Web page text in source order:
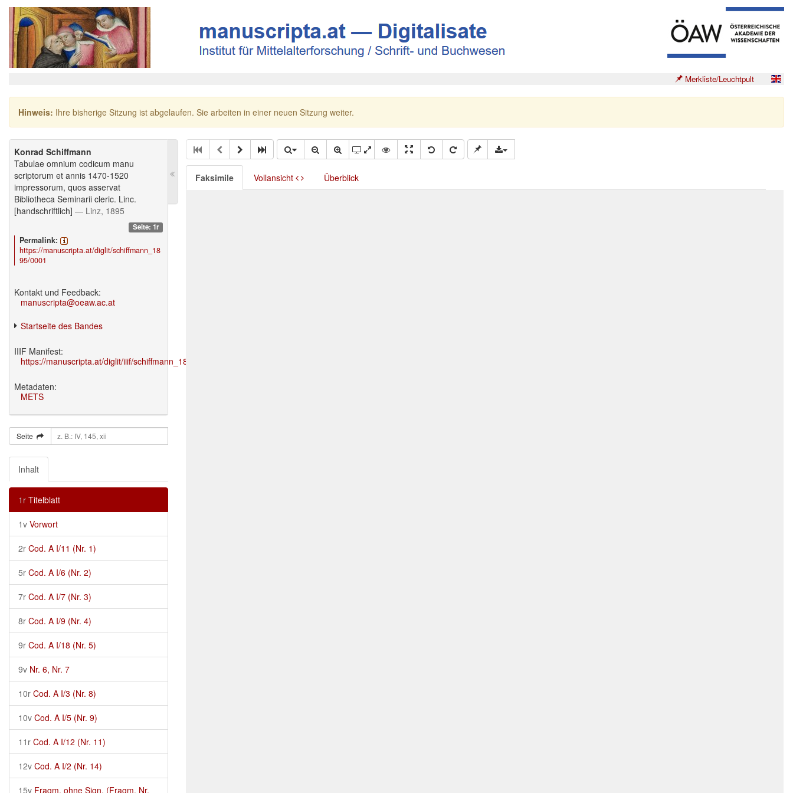
Merkliste/Leuchtpult
Hinweis: Ihre bisherige Sitzung ist abgelaufen. Sie arbeiten in einer neuen Sitzung weiter.
Konrad Schiffmann
Tabulae omnium codicum manu
scriptorum et annis 1470-1520
impressorum, quos asservat
Bibliotheca Seminarii cleric. Linc.
[handschriftlich] — Linz, 1895
Seite: 1r
Permalink:
https://manuscripta.at/diglit/schiffmann_18
95/0001
Kontakt und Feedback:
manuscripta@oeaw.ac.at
Startseite des Bandes
IIIF Manifest:
https://manuscripta.at/diglit/iiif/schiffmann_1895/manifest.json
Metadaten:
METS
Seite
Inhalt
1r Titelblatt
1v Vorwort
2r Cod. A I/11 (Nr. 1)
5r Cod. A I/6 (Nr. 2)
7r Cod. A I/7 (Nr. 3)
8r Cod. A I/9 (Nr. 4)
9r Cod. A I/18 (Nr. 5)
9v Nr. 6, Nr. 7
10r Cod. A I/3 (Nr. 8)
10v Cod. A I/5 (Nr. 9)
11r Cod. A I/12 (Nr. 11)
12v Cod. A I/2 (Nr. 14)
15v Fragm. ohne Sign. (Fragm. Nr.
Faksimile Vollansicht Überblick